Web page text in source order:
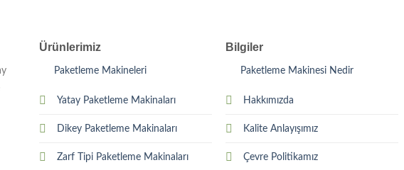
Ürünlerimiz
Paketleme Makineleri
Yatay Paketleme Makinaları
Dikey Paketleme Makinaları
Zarf Tipi Paketleme Makinaları
Bilgiler
Paketleme Makinesi Nedir
Hakkımızda
Kalite Anlayışımız
Çevre Politikamız